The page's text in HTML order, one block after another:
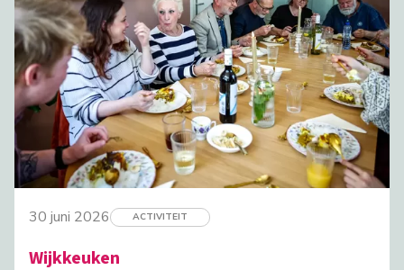
30 juni 2026 ACTIVITEIT
Wijkkeuken